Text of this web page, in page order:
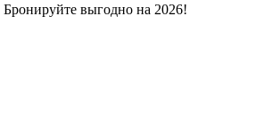
Бронируйте выгодно на 2026!